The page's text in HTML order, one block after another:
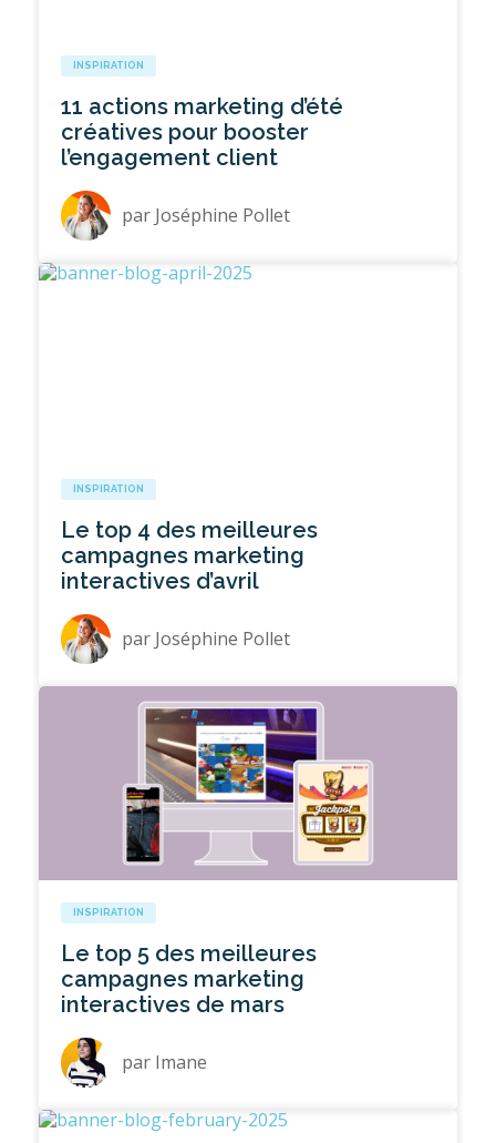
INSPIRATION
11 actions marketing d’été
créatives pour booster
l’engagement client
par Joséphine Pollet
INSPIRATION
Le top 4 des meilleures
campagnes marketing
interactives d’avril
par Joséphine Pollet
INSPIRATION
Le top 5 des meilleures
campagnes marketing
interactives de mars
par Imane